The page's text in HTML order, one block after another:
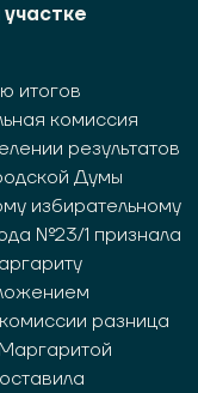
итогов
комиссия
результатов
Думы
избирательному
№23/1 признала
разница